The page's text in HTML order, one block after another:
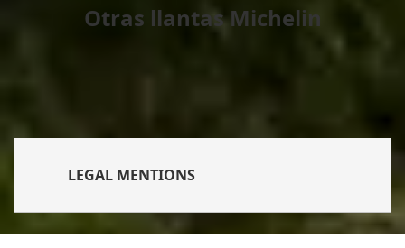
Otras llantas Michelin
LEGAL MENTIONS